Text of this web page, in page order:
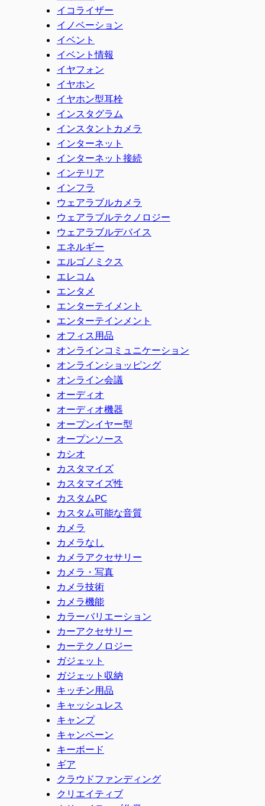
イコライザー
イノベーション
イベント
イベント情報
イヤフォン
イヤホン
イヤホン型耳栓
インスタグラム
インスタントカメラ
インターネット
インターネット接続
インテリア
インフラ
ウェアラブルカメラ
ウェアラブルテクノロジー
ウェアラブルデバイス
エネルギー
エルゴノミクス
エレコム
エンタメ
エンターテイメント
エンターテインメント
オフィス用品
オンラインコミュニケーション
オンラインショッピング
オンライン会議
オーディオ
オーディオ機器
オープンイヤー型
オープンソース
カシオ
カスタマイズ
カスタマイズ性
カスタムPC
カスタム可能な音質
カメラ
カメラなし
カメラアクセサリー
カメラ・写真
カメラ技術
カメラ機能
カラーバリエーション
カーアクセサリー
カーテクノロジー
ガジェット
ガジェット収納
キッチン用品
キャッシュレス
キャンプ
キャンペーン
キーボード
ギア
クラウドファンディング
クリエイティブ